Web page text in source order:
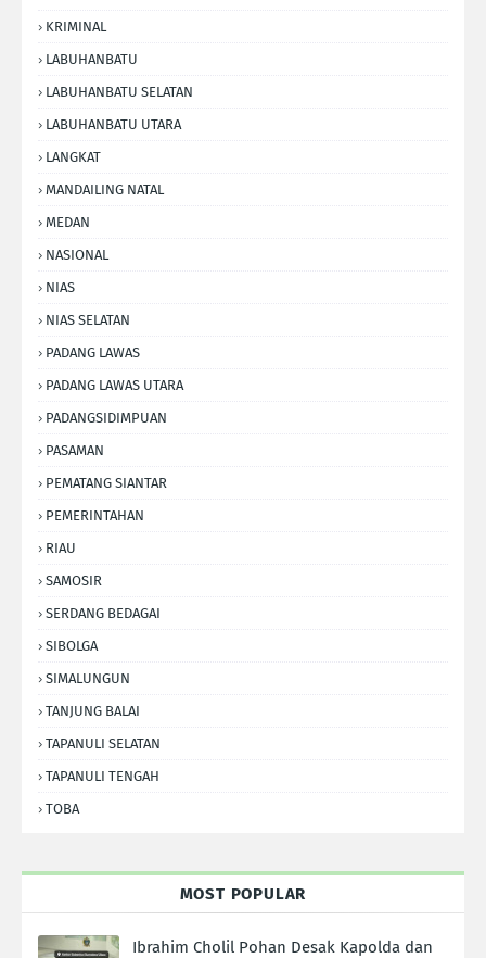
KRIMINAL
LABUHANBATU
LABUHANBATU SELATAN
LABUHANBATU UTARA
LANGKAT
MANDAILING NATAL
MEDAN
NASIONAL
NIAS
NIAS SELATAN
PADANG LAWAS
PADANG LAWAS UTARA
PADANGSIDIMPUAN
PASAMAN
PEMATANG SIANTAR
PEMERINTAHAN
RIAU
SAMOSIR
SERDANG BEDAGAI
SIBOLGA
SIMALUNGUN
TANJUNG BALAI
TAPANULI SELATAN
TAPANULI TENGAH
TOBA
MOST POPULAR
Ibrahim Cholil Pohan Desak Kapolda dan